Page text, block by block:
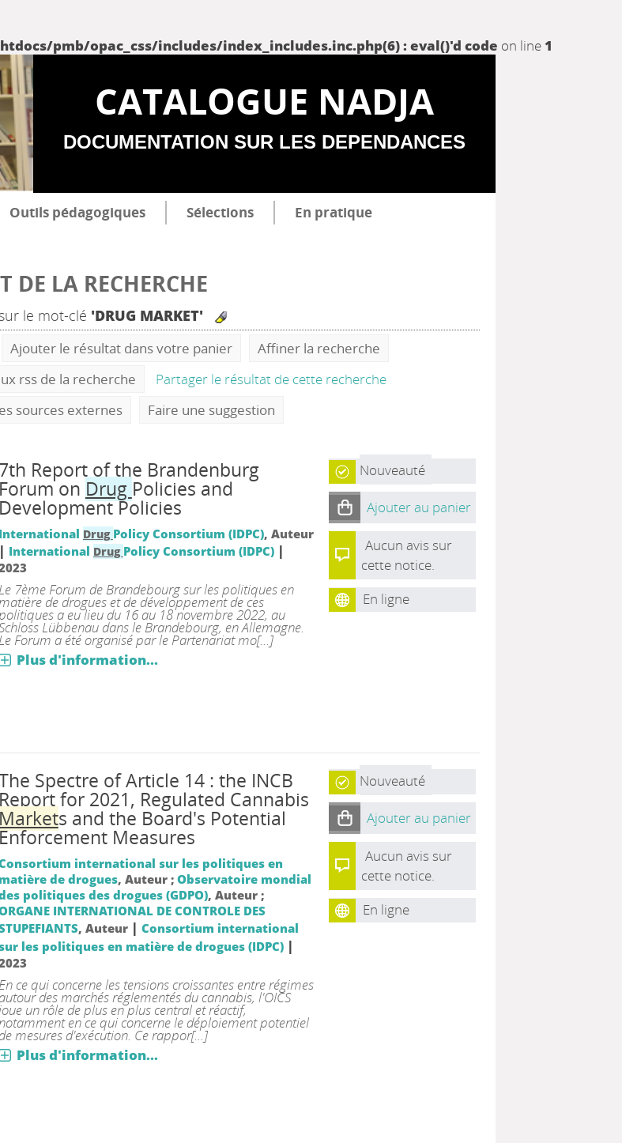
pmb/opac_css/includes/index_includes.inc.php(6) : eval()'d code on line 1
CATALOGUE NADJA
DOCUMENTATION SUR LES DEPENDANCES
Outils pédagogiques Sélections En pratique
DE LA RECHERCHE
le mot-clé 'DRUG MARKET'
Ajouter le résultat dans votre panier
Affiner la recherche
rss de la recherche
Partager le résultat de cette recherche
sources externes
Faire une suggestion
7th Report of the Brandenburg
Forum on Drug Policies and
Development Policies
International Drug Policy Consortium (IDPC), Auteur
| International Drug Policy Consortium (IDPC)|
Le 7ème Forum de Brandebourg sur les politiques en
de drogues et de développement de ces
a eu lieu du 16 au 18 novembre 2022, au
Lübbenau dans le Brandebourg, en Allemagne.
Le Forum a été organisé par le Partenariat mo[...]
Plus d'information...
Nouveauté
Ajouter au panier
Aucun avis sur
cette notice.
En ligne
Spectre of Article 14 : the INCB
Report for 2021, Regulated Cannabis
Markets and the Board's Potential
Measures
international sur les politiques en
matière de drogues, Auteur ; Observatoire mondial
politiques des drogues (GDPO), Auteur ;
INTERNATIONAL DE CONTROLE DES
, Auteur | Consortium international
sur les politiques en matière de drogues (IDPC)|
En ce qui concerne les tensions croissantes entre régimes
autour des marchés réglementés du cannabis, l'OICS
un rôle de plus en plus central et réactif,
en ce qui concerne le déploiement potentiel
de mesures d'exécution. Ce rappor[...]
Plus d'information...
Nouveauté
Ajouter au panier
Aucun avis sur
cette notice.
En ligne